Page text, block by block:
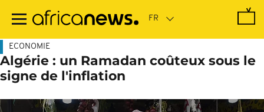
contenu
ECONOMIE
Algérie : un Ramadan coûteux sous le
signe de l'inflation